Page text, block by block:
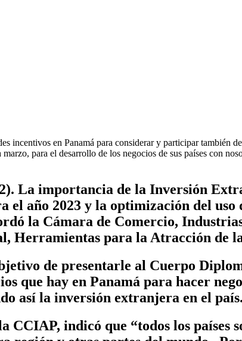
incentivos en Panamá para considerar y participar también
para el desarrollo de los negocios de sus países con
La importancia de la Inversión
el año 2023 y la optimización del uso
la Cámara de Comercio,
Herramientas para la Atracción de
de presentarle al Cuerpo
que hay en Panamá para hacer
así la inversión extranjera en el país.
CCIAP, indicó que “todos los países